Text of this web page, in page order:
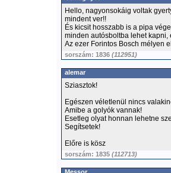
Hello, nagyonsokáig voltak
mindent ver!!
És kicsit hosszabb is a pipa
minden autósboltba lehet kapni,
Az ezer Forintos Bosch mélyen
sorszám: 1836 (112951)
alemar
Sziasztok!
Egészen véletlenül nincs
Amibe a golyók vannak!
Esetleg olyat honnan lehetne
Segítsetek!
Előre is kösz
sorszám: 1835 (112713)